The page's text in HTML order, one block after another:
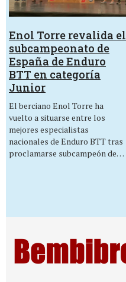
Enol Torre revalida el
subcampeonato de
España de Enduro
BTT en categoría
Junior
El berciano Enol Torre ha
vuelto a situarse entre los
mejores especialistas
nacionales de Enduro BTT tras
proclamarse subcampeón de…